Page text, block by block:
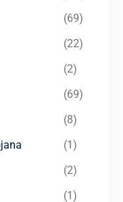
(69)
(22)
(2)
(69)
(8)
(1)
(2)
(1)